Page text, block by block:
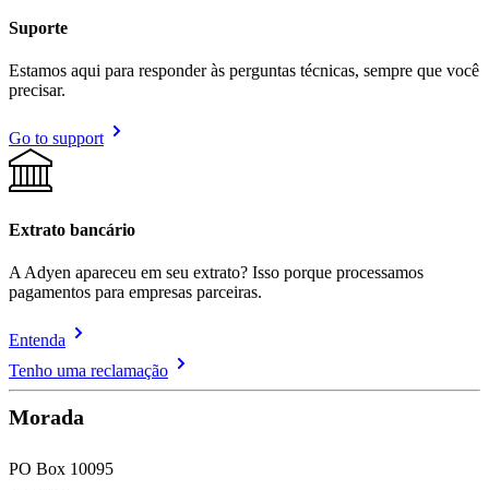
Suporte
Estamos aqui para responder às perguntas técnicas, sempre que você
precisar.
Go to support
Extrato bancário
A Adyen apareceu em seu extrato? Isso porque processamos
pagamentos para empresas parceiras.
Entenda
Tenho uma reclamação
​Morada​
PO Box 10095